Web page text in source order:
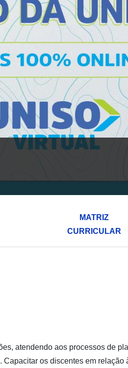
MATRIZ
CURRICULAR
atendendo aos processos de
os discentes em relação